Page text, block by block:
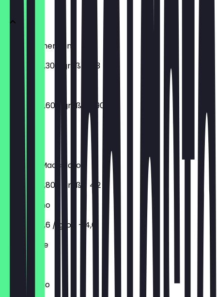
Crema/Americano
normal - 3,30 / groß - 4,3
Espresso
normal - 2,60 / groß - 3,90
Flat White
€ 4,50
Espresso Macchiato
normal - 2,80 / groß - 4,2
Cappuccino
normal - 3,6 / groß - 4,6
Milchkaffee
€ 4,20
Chococcino